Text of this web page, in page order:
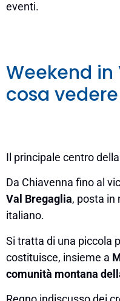
eventi.
Weekend
cosa vedere
Il principale centro
Da Chiavenna fino al
Val Bregaglia, posta in
italiano.
Si tratta di una piccola
costituisce, insieme a
comunità montana